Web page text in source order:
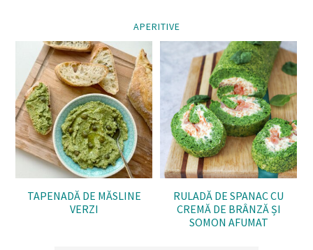
APERITIVE
TAPENADĂ DE MĂSLINE
VERZI
RULADĂ DE SPANAC CU
CREMĂ DE BRÂNZĂ ȘI
SOMON AFUMAT